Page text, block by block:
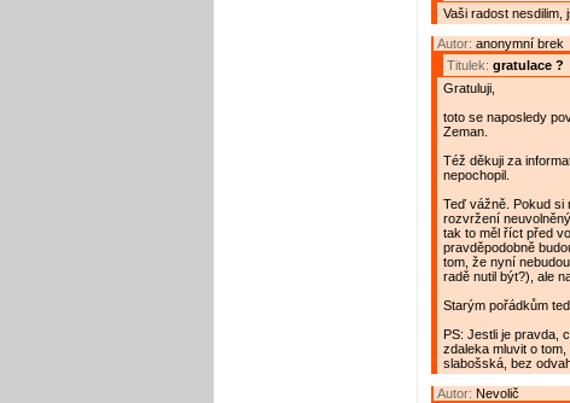
Vaši radost nesdilim,
Autor: anonymní brek
Titulek: gratulace ?
Gratuluji,
toto se naposledy
Zeman.
Též děkuji za
nepochopil.
Teď vážně. Pokud si
rozvržení
tak to měl říct před
pravděpodobně
tom, že nyní
radě nutil být?), ale
Starým pořádkům
PS: Jestli je pravda,
zdaleka mluvit o
slabošská, bez
Autor: Nevolič